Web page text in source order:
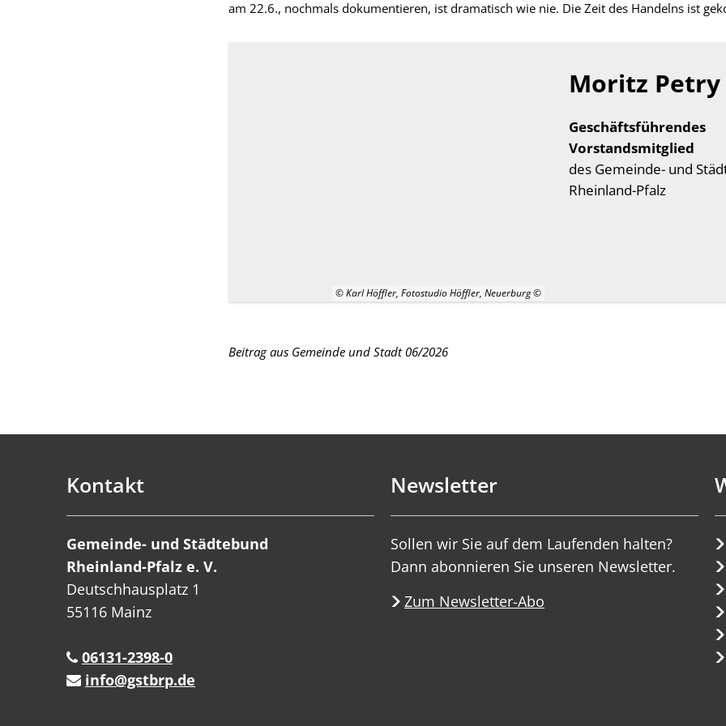
am 22.6., nochmals dokumentieren, ist dramatisch wie nie. Die Zeit des Handelns ist
© Karl Höffler, Fotostudio Höffler, Neuerburg
Moritz Petry
Geschäftsführendes
Vorstandsmitglied
des Gemeinde- und
Rheinland-Pfalz
Beitrag aus Gemeinde und Stadt 06/2026
Kontakt
Gemeinde- und Städtebund
Rheinland-Pfalz e. V.
Deutschhausplatz 1
55116 Mainz
06131-2398-0
info@gstbrp.de
Newsletter
Sollen wir Sie auf dem Laufenden halten?
Dann abonnieren Sie unseren Newsletter.
Zum Newsletter-Abo